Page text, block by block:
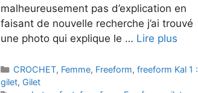
malheureusement pas d’explication en
faisant de nouvelle recherche j’ai trouvé
une photo qui explique le … Lire plus
Catégories
CROCHET, Femme, Freeform,freeform Kal 1 :
gilet, Gilet